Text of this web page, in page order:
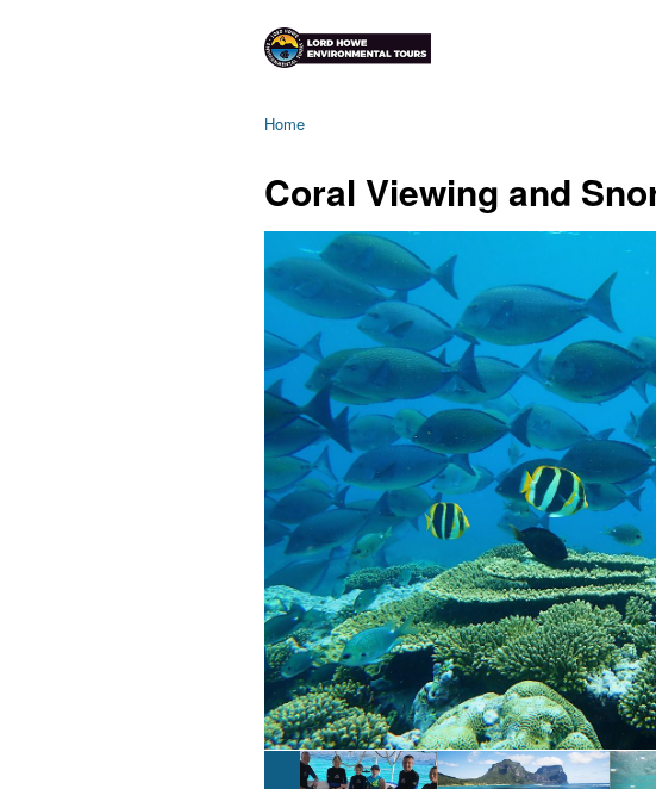
Home
Coral Viewing and